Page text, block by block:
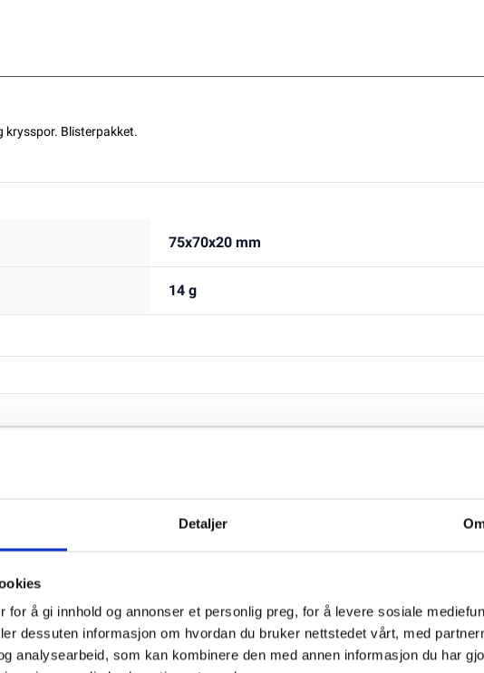
Detaljer
for å gi innhold og annonser et personlig preg, for å levere sosiale
dessuten informasjon om hvordan du bruker nettstedet vårt, med
analysearbeid, som kan kombinere den med annen informasjon du har
krysspor. Blisterpakket.
75x70x20 mm
14 g
mm, 20 stk
mm, 20 stk 89,00
mm, 15 stk 89,00